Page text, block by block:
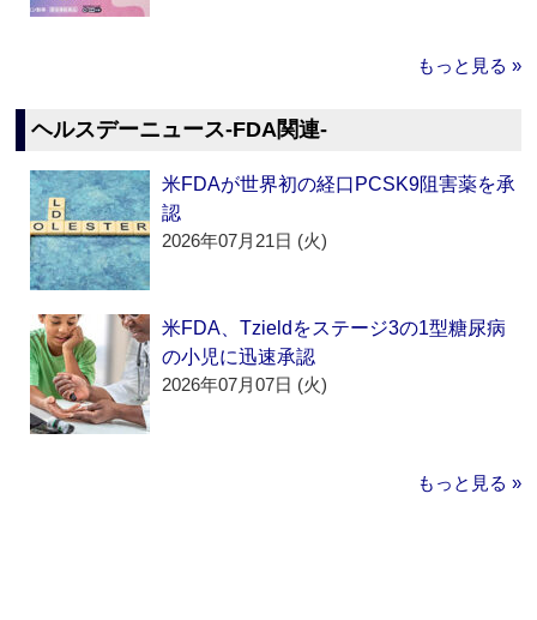
もっと見る »
ヘルスデーニュース‐FDA関連‐
米FDAが世界初の経口PCSK9阻害薬を承
認
2026年07月21日 (火)
米FDA、Tzieldをステージ3の1型糖尿病
の小児に迅速承認
2026年07月07日 (火)
もっと見る »